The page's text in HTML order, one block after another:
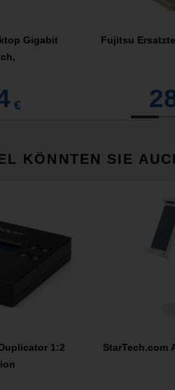
Gigabit
€
Fujitsu
KÖNNTEN SIE
1:2
StarTech.com